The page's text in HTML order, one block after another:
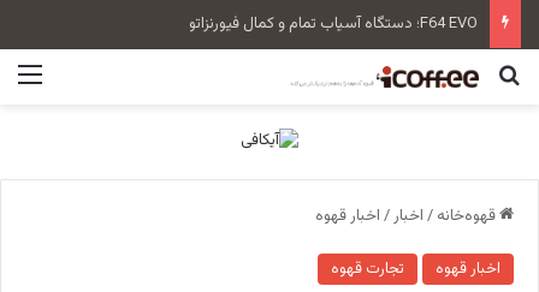
F64 EVO؛ دستگاه آسیاب تمام و کمال فیورنزاتو
جستجو برای
قهوه‌خانه / اخبار / اخبار قهوه
اخبار قهوه تجارت قهوه